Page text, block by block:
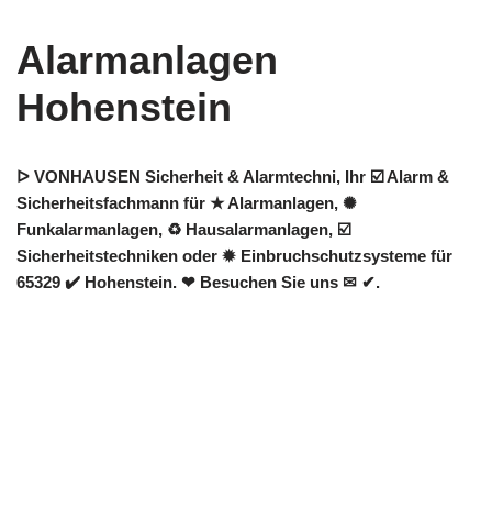
Alarmanlagen
Hohenstein
ᐅ VONHAUSEN Sicherheit & Alarmtechni, Ihr ☑️ Alarm &
Sicherheitsfachmann für ★ Alarmanlagen, ✺
Funkalarmanlagen, ♻ Hausalarmanlagen, ☑️
Sicherheitstechniken oder ✹ Einbruchschutzsysteme für
65329 ✔️ Hohenstein. ❤ Besuchen Sie uns ✉ ✔.